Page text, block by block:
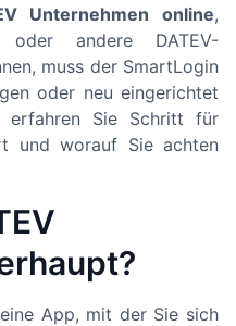
Unternehmen online,
oder andere DATEV-
muss der SmartLogin
oder neu eingerichtet
erfahren Sie Schritt für
und worauf Sie achten
App, mit der Sie sich